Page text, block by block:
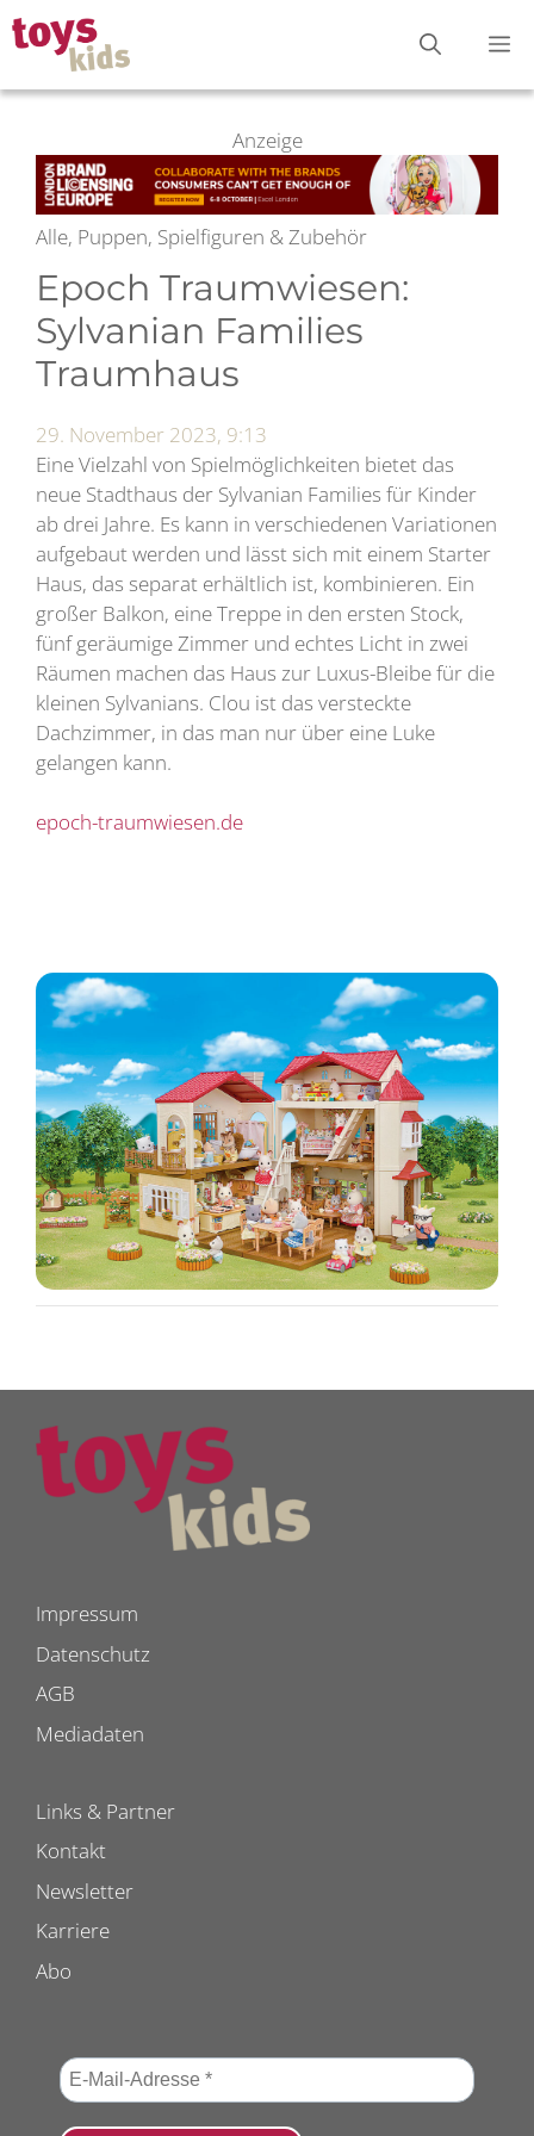
Zum
Inhalt
springen
Anzeige
Alle, Puppen, Spielfiguren & Zubehör
Epoch Traumwiesen:
Sylvanian Families
Traumhaus
29. November 2023, 9:13
Eine Vielzahl von Spielmöglichkeiten bietet das
neue Stadthaus der Sylvanian Families für Kinder
ab drei Jahre. Es kann in verschiedenen Variationen
aufgebaut werden und lässt sich mit einem Starter
Haus, das separat erhältlich ist, kombinieren. Ein
großer Balkon, eine Treppe in den ersten Stock,
fünf geräumige Zimmer und echtes Licht in zwei
Räumen machen das Haus zur Luxus-Bleibe für die
kleinen Sylvanians. Clou ist das versteckte
Dachzimmer, in das man nur über eine Luke
gelangen kann.
epoch-traumwiesen.de
Impressum
Datenschutz
AGB
Mediadaten
Links & Partner
Kontakt
Newsletter
Karriere
Abo